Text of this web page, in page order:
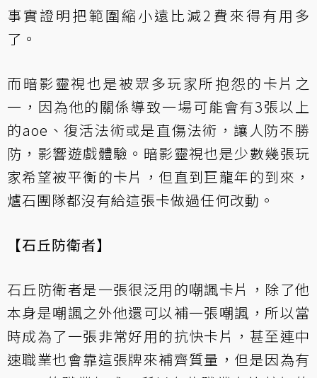
事實證明把範圍縮小遠比減2費來得有用多
了。
而暗影靈視也是被眾多玩家所抱怨的卡片之
一，因為他的關係導致一場可能會有3張以上
的aoe、復活法術或是直傷法術，讓人防不勝
防，影響遊戲體驗。暗影靈視也是少數幾張玩
家希望被平衡的卡片，但直到巨龍年的到來，
爐石團隊都沒有給這張卡做過任何改動。
【石丘防衛者】
石丘防衛者是一張很泛用的嘲諷卡片，除了他
本身是嘲諷之外他還可以補一張嘲諷，所以當
時成為了一張非常好用的抗快卡片，甚至連中
速職業也會靠這張牌來補齊質量，但是因為有